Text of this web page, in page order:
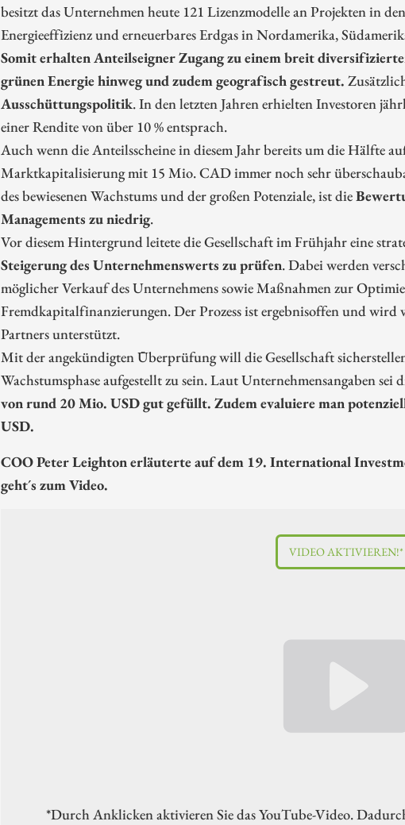
besitzt das Unternehmen heute 121 Lizenzmodelle an Projekten in
Energieeffizienz und erneuerbares Erdgas in Nordamerika,
Somit erhalten Anteilseigner Zugang zu einem breit
grünen Energie hinweg und zudem geografisch gestreut.
Ausschüttungspolitik. In den letzten Jahren erhielten Investoren
einer Rendite von über 10 % entsprach.
Auch wenn die Anteilsscheine in diesem Jahr bereits um die Hälfte
Marktkapitalisierung mit 15 Mio. CAD immer noch sehr
des bewiesenen Wachstums und der großen Potenziale, ist die
Managements zu niedrig.
Vor diesem Hintergrund leitete die Gesellschaft im Frühjahr eine
Steigerung des Unternehmenswerts zu prüfen. Dabei werden
möglicher Verkauf des Unternehmens sowie Maßnahmen zur
Fremdkapitalfinanzierungen. Der Prozess ist ergebnisoffen und wird
Partners unterstützt.
Mit der angekündigten Überprüfung will die Gesellschaft
Wachstumsphase aufgestellt zu sein. Laut Unternehmensangaben sei
von rund 20 Mio. USD gut gefüllt. Zudem evaluiere man
USD.
COO Peter Leighton erläuterte auf dem 19. International
geht´s zum Video.
VIDEO AKTIVIEREN!*
*Durch Anklicken aktivieren Sie das YouTube-Video.